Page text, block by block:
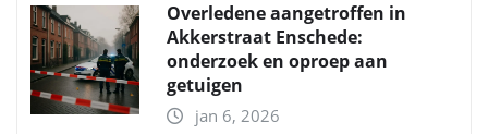
Overledene aangetroffen in
Akkerstraat Enschede:
onderzoek en oproep aan
getuigen
jan 6, 2026